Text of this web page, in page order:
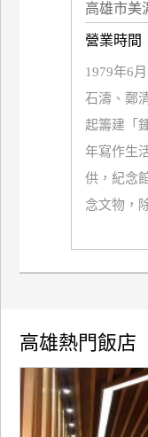
高雄市美
營業時間
1979年6
石濤、鄭
起籌建「
年寫作生
供，紀念
念文物，
高雄熱門飯店